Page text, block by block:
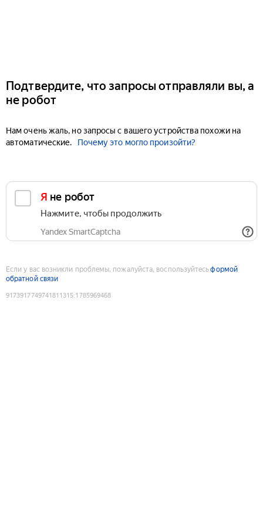
Подтвердите, что запросы отправляли вы, а
не робот
Нам очень жаль, но запросы с вашего устройства похожи на
автоматические.
Почему это могло произойти?
Я не робот
Нажмите, чтобы продолжить
Yandex SmartCaptcha
Если у вас возникли проблемы, пожалуйста, воспользуйтесьформой
обратной связи
9173917749741811315:1785969468